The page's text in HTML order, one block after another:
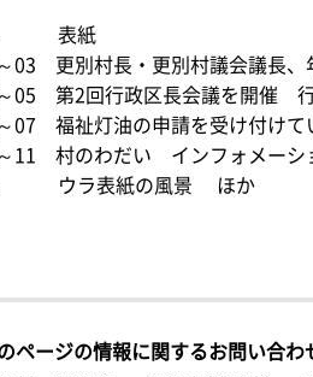
表紙
03 更別村長・更別村議会議長、
05 第2回行政区長会議を開催
07 福祉灯油の申請を受け付け
11 村のわだい インフォメーシ
ウラ表紙の風景 ほか
ページの情報に関するお問い合わ